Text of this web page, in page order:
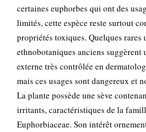
certaines euphorbes qui ont des
limités, cette espèce reste surtout
propriétés toxiques. Quelques rares
ethnobotaniques anciens
externe très contrôlée en
mais ces usages sont dangereux et
La plante possède une sève
irritants, caractéristiques de la
Euphorbiaceae. Son intérêt